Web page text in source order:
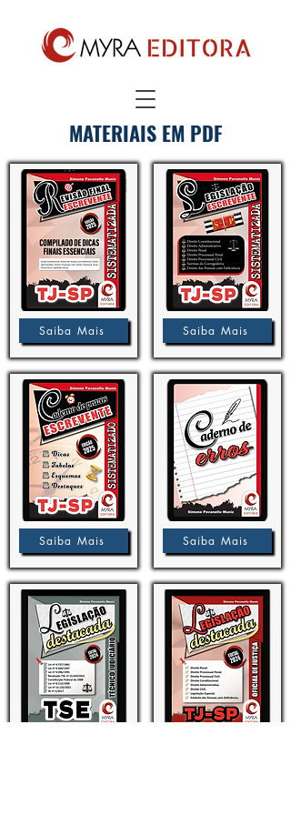
MATERIAIS EM PDF
Saiba Mais
Saiba Mais
Saiba Mais
Saiba Mais